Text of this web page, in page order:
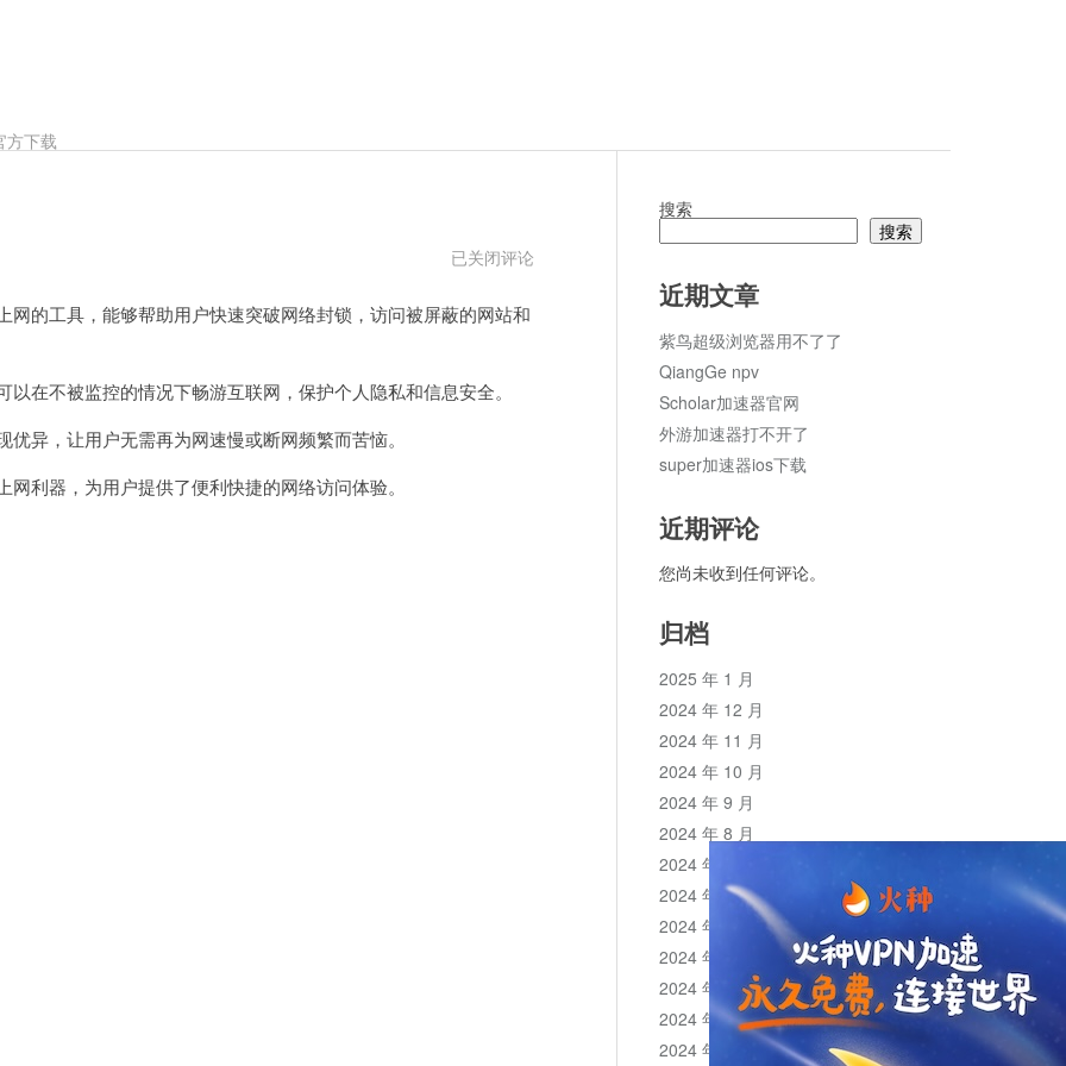
方下载
shadowrocket
电
脑
载
已关闭评论
工具，能够帮助用户快速突破网络封锁，访问被屏蔽的网站和
不被监控的情况下畅游互联网，保护个人隐私和信息安全。
，让用户无需再为网速慢或断网频繁而苦恼。
器，为用户提供了便利快捷的网络访问体验。
搜索
搜索
近期文章
紫鸟超级浏览器用不了了
QiangGe npv
Scholar加速器官网
外游加速器打不开了
super加速器ios下载
近期评论
您尚未收到任何评论。
归档
2025 年 1 月
2024 年 12 月
2024 年 11 月
2024 年 10 月
2024 年 9 月
2024 年 8 月
2024 年 7 月
2024 年 6 月
2024 年 5 月
2024 年 4 月
2024 年 3 月
2024 年 2 月
2024 年 1 月